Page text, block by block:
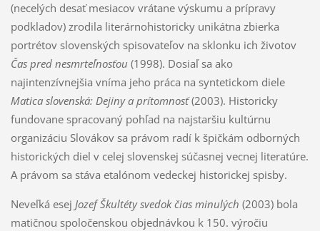
(necelých desať mesiacov vrátane výskumu a prípravy
podkladov) zrodila literárnohistoricky unikátna zbierka
portrétov slovenských spisovateľov na sklonku ich životov
Čas pred nesmrteľnosťou (1998). Dosiaľ sa ako
najintenzívnejšia vníma jeho práca na syntetickom diele
Matica slovenská: Dejiny a prítomnosť(2003). Historicky
fundovane spracovaný pohľad na najstaršiu kultúrnu
organizáciu Slovákov sa právom radí k špičkám odborných
historických diel v celej slovenskej súčasnej vecnej literatúre.
A právom sa stáva etalónom vedeckej historickej spisby.
Neveľká esej Jozef Škultéty svedok čias minulých (2003) bola
matičnou spoločenskou objednávkou k 150. výročiu